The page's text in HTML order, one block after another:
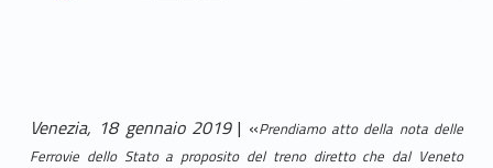
Venezia, 18 gennaio 2019| «Prendiamo atto della nota delle
Ferrovie dello Stato a proposito del treno diretto che dal Veneto